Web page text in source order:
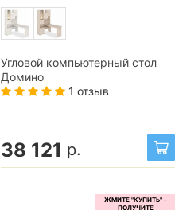
Угловой компьютерный стол
Домино
1 отзыв
38 121 р.